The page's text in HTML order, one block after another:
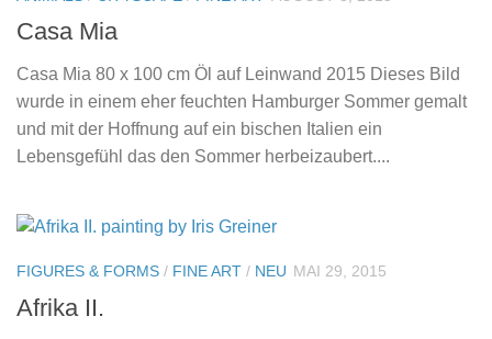
Casa Mia
Casa Mia 80 x 100 cm Öl auf Leinwand 2015 Dieses Bild
wurde in einem eher feuchten Hamburger Sommer gemalt
und mit der Hoffnung auf ein bischen Italien ein
Lebensgefühl das den Sommer herbeizaubert....
FIGURES & FORMS / FINE ART / NEU MAI 29, 2015
Afrika II.